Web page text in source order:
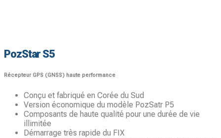
PozStar S5
Récepteur GPS (GNSS) haute performance
Conçu et fabriqué en Corée du Sud
Version économique du modèle PozSatr P5
Composants de haute qualité pour une durée de vie
illimitée
Démarrage très rapide du FIX